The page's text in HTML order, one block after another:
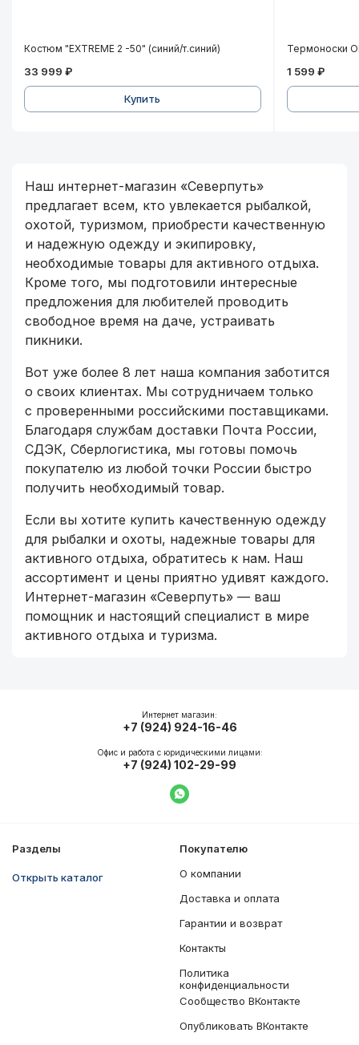
Костюм "EXTREME 2 -50" (синий/т.синий)
Костюм "EXTREME 2 -50" (синий/т.синий)
33 999 ₽
Купить
Термоноски
1 599 ₽
Интернет-магазин Северпуть.
Наш интернет-магазин «Северпуть»
предлагает всем, кто увлекается рыбалкой,
охотой, туризмом, приобрести качественную
и надежную одежду и экипировку,
необходимые товары для активного отдыха.
Кроме того, мы подготовили интересные
предложения для любителей проводить
свободное время на даче, устраивать
пикники.
Вот уже более 8 лет наша компания заботится
о своих клиентах. Мы сотрудничаем только
с проверенными российскими поставщиками.
Благодаря службам доставки Почта России,
СДЭК, Сберлогистика, мы готовы помочь
покупателю из любой точки России быстро
получить необходимый товар.
Если вы хотите купить качественную одежду
для рыбалки и охоты, надежные товары для
активного отдыха, обратитесь к нам. Наш
ассортимент и цены приятно удивят каждого.
Интернет-магазин «Северпуть» — ваш
помощник и настоящий специалист в мире
активного отдыха и туризма.
Разделы
Открыть каталог
Покупателю
О компании
Доставка и оплата
Гарантии и возврат
Контакты
Политика
конфиденциальности
Сообщество ВКонтакте
Опубликовать ВКонтакте
Интернет магазин:
+7 (924) 924-16-46
Офис и работа с юридическими лицами:
+7 (924) 102-29-99
Написать в WhatsApp